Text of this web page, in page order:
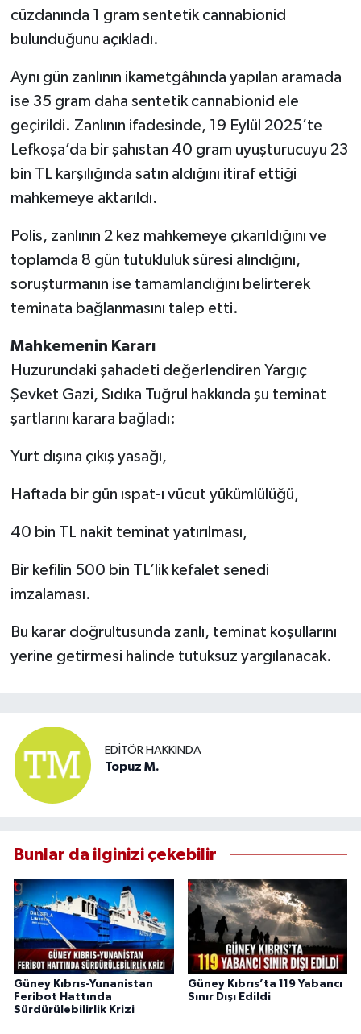
cüzdanında 1 gram sentetik cannabionid
bulunduğunu açıkladı.
Aynı gün zanlının ikametgâhında yapılan aramada
ise 35 gram daha sentetik cannabionid ele
geçirildi. Zanlının ifadesinde, 19 Eylül 2025’te
Lefkoşa’da bir şahıstan 40 gram uyuşturucuyu 23
bin TL karşılığında satın aldığını itiraf ettiği
mahkemeye aktarıldı.
Polis, zanlının 2 kez mahkemeye çıkarıldığını ve
toplamda 8 gün tutukluluk süresi alındığını,
soruşturmanın ise tamamlandığını belirterek
teminata bağlanmasını talep etti.
Mahkemenin Kararı
Huzurundaki şahadeti değerlendiren Yargıç
Şevket Gazi, Sıdıka Tuğrul hakkında şu teminat
şartlarını karara bağladı:
Yurt dışına çıkış yasağı,
Haftada bir gün ıspat-ı vücut yükümlülüğü,
40 bin TL nakit teminat yatırılması,
Bir kefilin 500 bin TL’lik kefalet senedi
imzalaması.
Bu karar doğrultusunda zanlı, teminat koşullarını
yerine getirmesi halinde tutuksuz yargılanacak.
EDITÖR HAKKINDA
Topuz M.
Bunlar da ilginizi çekebilir
Güney Kıbrıs-Yunanistan
Feribot Hattında
Sürdürülebilirlik Krizi
Güney Kıbrıs’ta 119 Yabancı
Sınır Dışı Edildi